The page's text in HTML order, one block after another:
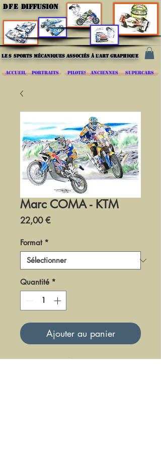
DFE DIFFUSION
les sports mécaniques associés à l'art graphique
ACCUEIL PORTRAITS PILOTES ANCIENNES SUPERCARS
Marc COMA - KTM
22,00 €Prix
Format *
Quantité *
Ajouter au panier
DAK0215